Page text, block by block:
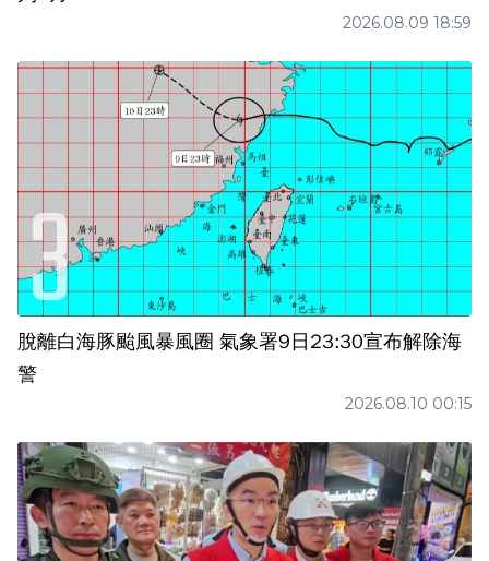
2026.08.09 18:59
脫離白海豚颱風暴風圈 氣象署9日23:30宣布解除海
警
2026.08.10 00:15